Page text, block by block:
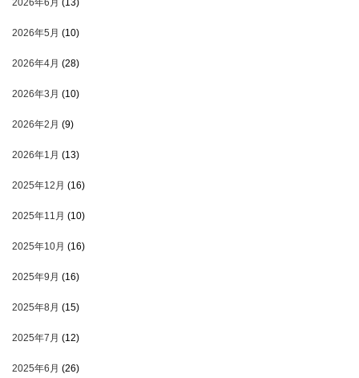
2026年6月 (13)
2026年5月 (10)
2026年4月 (28)
2026年3月 (10)
2026年2月 (9)
2026年1月 (13)
2025年12月 (16)
2025年11月 (10)
2025年10月 (16)
2025年9月 (16)
2025年8月 (15)
2025年7月 (12)
2025年6月 (26)